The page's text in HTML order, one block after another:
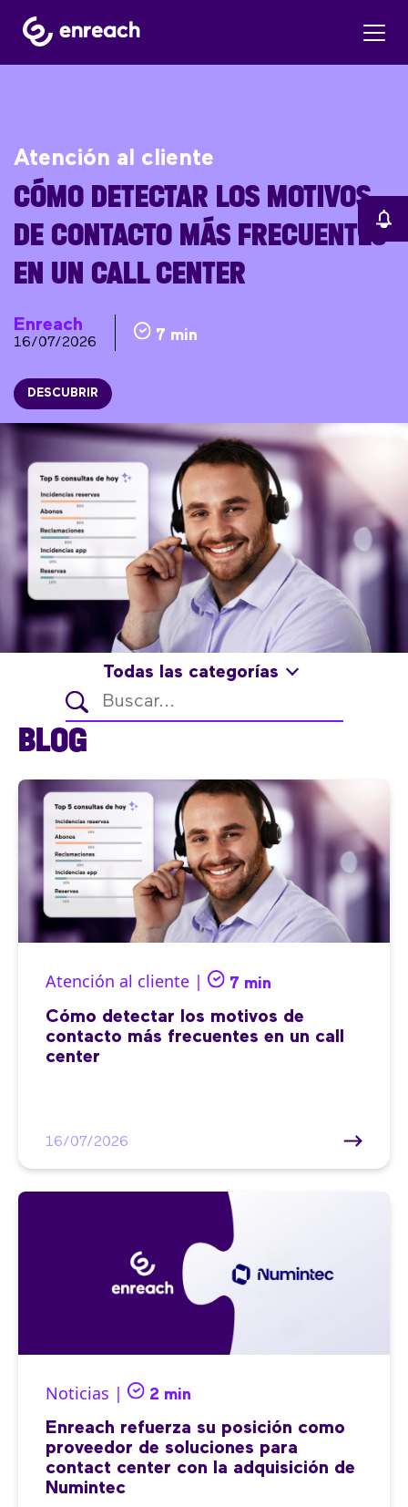
Atención al cliente
CÓMO DETECTAR LOS MOTIVOS
DE CONTACTO MÁS FRECUENTES
EN UN CALL CENTER
Enreach
16/07/2026 7 min
DESCUBRIR
Todas las categorías
BLOG
Atención al cliente | 7 min
Cómo detectar los motivos de
contacto más frecuentes en un call
center
16/07/2026
Noticias | 2 min
Enreach refuerza su posición como
proveedor de soluciones para
contact center con la adquisición de
Numintec